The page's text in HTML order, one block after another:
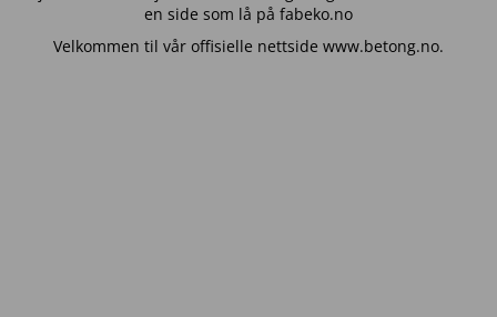
en side som lå på fabeko.no
Velkommen til vår offisielle nettside www.betong.no.